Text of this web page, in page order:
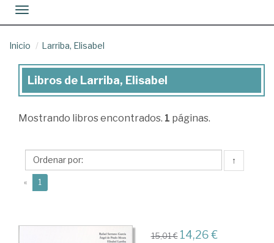
Toggle navigation
Inicio Larriba, Elisabel
Libros
Larriba,
Libros de Larriba, Elisabel
Mostrando libros encontrados. 1 páginas.
↑
« 1
15,01 € 14,26 €